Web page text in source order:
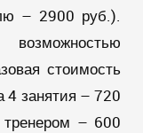
– 2900 руб.).
стоимость
4 занятия – 720
тренером – 600